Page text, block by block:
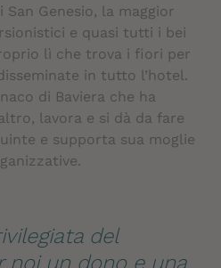
Genesio, la maggior
e quasi tutti i bei
lì che trova i fiori per
in tutto l’hotel.
di Baviera che ha
lavora e si dà da fare
e supporta sua moglie
del
noi un dono e una